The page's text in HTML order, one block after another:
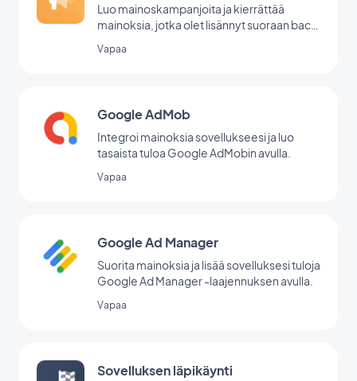
Luo mainoskampanjoita ja kierrättää
mainoksia, jotka olet lisännyt suoraan back
Vapaa
Google AdMob
Integroi mainoksia sovellukseesi ja luo
tasaista tuloa Google AdMobin avulla.
Vapaa
Google Ad Manager
Suorita mainoksia ja lisää sovelluksesi tuloja
Google Ad Manager -laajennuksen avulla.
Vapaa
Sovelluksen läpikäynti